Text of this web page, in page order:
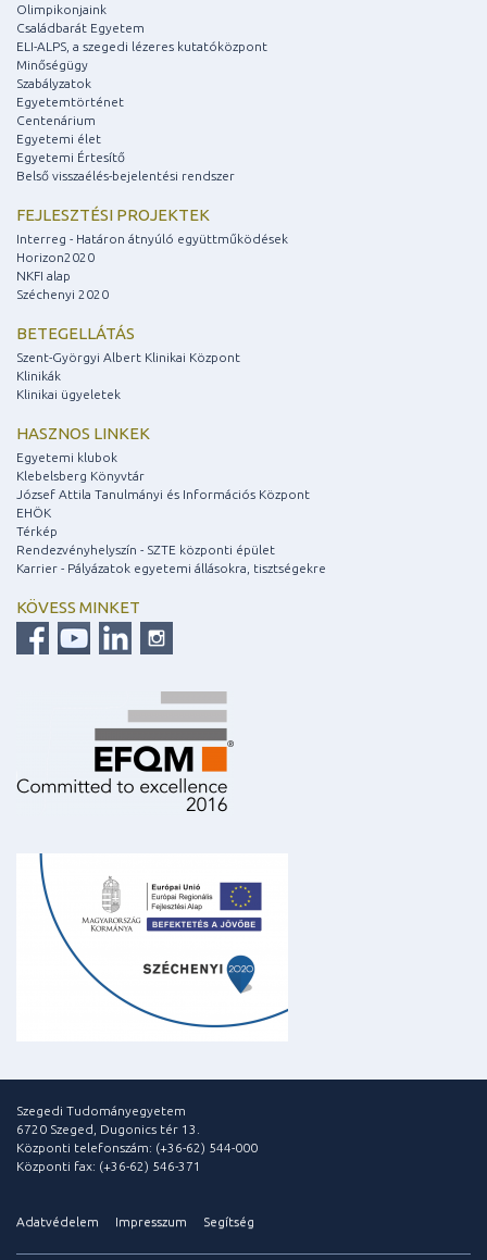
Olimpikonjaink
Családbarát Egyetem
ELI-ALPS, a szegedi lézeres kutatóközpont
Minőségügy
Szabályzatok
Egyetemtörténet
Centenárium
Egyetemi élet
Egyetemi Értesítő
Belső visszaélés-bejelentési rendszer
FEJLESZTÉSI PROJEKTEK
Interreg - Határon átnyúló együttműködések
Horizon2020
NKFI alap
Széchenyi 2020
BETEGELLÁTÁS
Szent-Györgyi Albert Klinikai Központ
Klinikák
Klinikai ügyeletek
HASZNOS LINKEK
Egyetemi klubok
Klebelsberg Könyvtár
József Attila Tanulmányi és Információs Központ
EHÖK
Térkép
Rendezvényhelyszín - SZTE központi épület
Karrier - Pályázatok egyetemi állásokra, tisztségekre
KÖVESS MINKET
Szegedi Tudományegyetem
6720 Szeged, Dugonics tér 13.
Központi telefonszám: (+36-62) 544-000
Központi fax: (+36-62) 546-371
Adatvédelem Impresszum Segítség